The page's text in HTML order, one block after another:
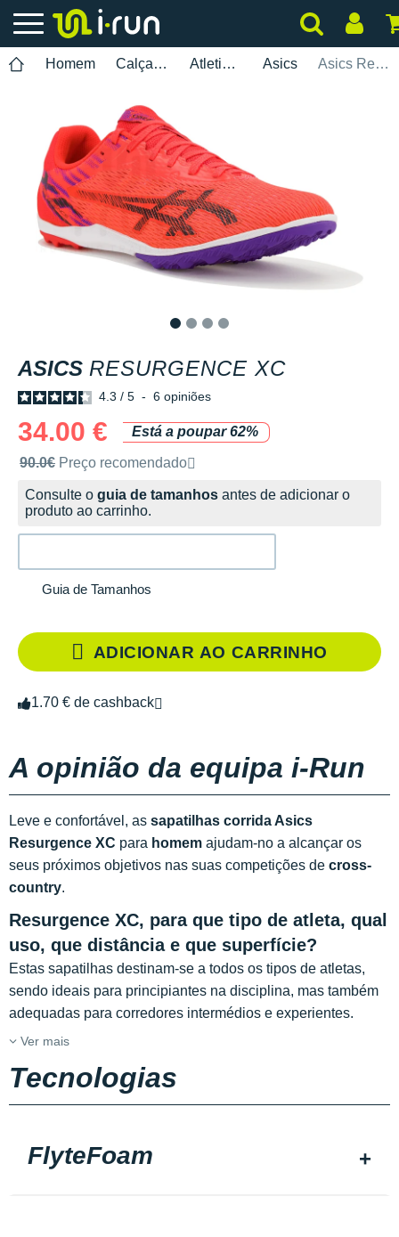
Homem Calçados Atletismo Asics Asics Resurgence XC
ASICS RESURGENCE XC
4.3 / 5 - 6 opiniões
34.00 €
Está a poupar 62%
Preço de venda recomendado pela marca
90.0€ Preço recomendado
Consulte o guia de tamanhos antes de adicionar o
produto ao carrinho.
Guia de Tamanhos
ADICIONAR AO CARRINHO
1.70 € de cashback
A opinião da equipa i-Run
Leve e confortável, as sapatilhas corrida Asics
Resurgence XC para homem ajudam-no a alcançar os
seus próximos objetivos nas suas competições de cross-
country.
Resurgence XC, para que tipo de atleta, qual
uso, que distância e que superfície?
Estas sapatilhas destinam-se a todos os tipos de atletas,
sendo ideais para principiantes na disciplina, mas também
adequadas para corredores intermédios e experientes.
Ver mais
Tecnologias
FlyteFoam